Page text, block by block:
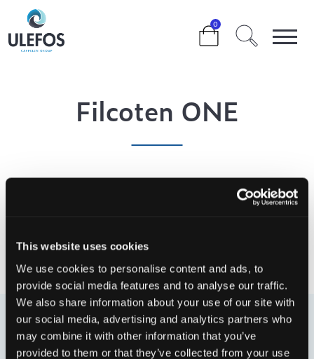
This website uses cookies
We use cookies to personalise content and ads, to
provide social media features and to analyse our traffic.
We also share information about your use of our site with
our social media, advertising and analytics partners who
may combine it with other information that you’ve
provided to them or that they’ve collected from your use
0
> FILCOTEN ONE
Filcoten ONE
Filcoten ONE-serien er et innovativt monolitisk system
til tung trafik, som kan klare op til belastningsklasse
belastede områder som havneområder, motorveje,
lufthavne, industriområder og lignende.